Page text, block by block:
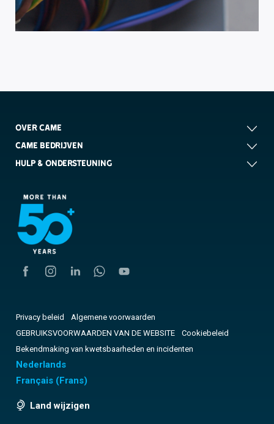
OVER CAME
CAME BEDRIJVEN
HULP & ONDERSTEUNING
Privacy beleid
Algemene voorwaarden
GEBRUIKSVOORWAARDEN VAN DE WEBSITE
Cookiebeleid
Bekendmaking van kwetsbaarheden en incidenten
Nederlands
Français (Frans)
Land wijzigen